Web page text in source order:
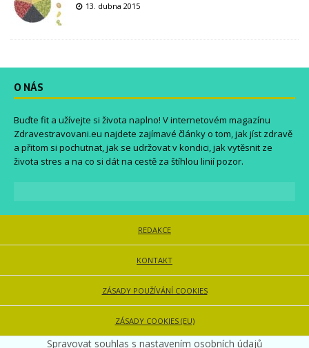
13. dubna 2015
O NÁS
Buďte fit a užívejte si života naplno! V internetovém magazínu
Zdravestravovani.eu najdete zajímavé články o tom, jak jíst zdravě
a přitom si pochutnat, jak se udržovat v kondici, jak vytěsnit ze
života stres a na co si dát na cestě za štíhlou linií pozor.
REDAKCE
KONTAKT
ZÁSADY POUŽÍVÁNÍ COOKIES
ZÁSADY COOKIES (EU)
Spravovat souhlas s nastavením osobních údajů